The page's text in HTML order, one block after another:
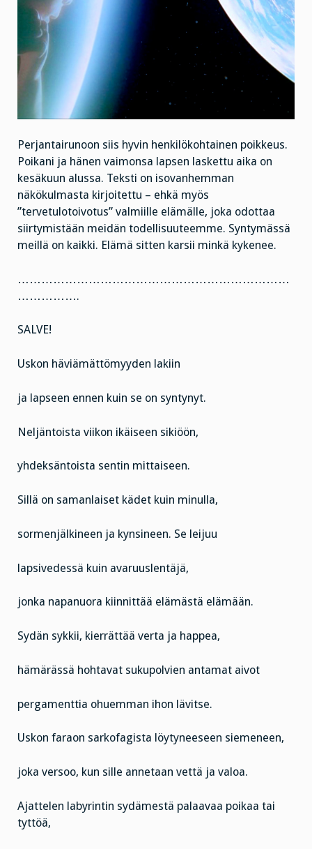
Perjantairunoon siis hyvin henkilökohtainen poikkeus.
Poikani ja hänen vaimonsa lapsen laskettu aika on
kesäkuun alussa. Teksti on isovanhemman
näkökulmasta kirjoitettu – ehkä myös
”tervetulotoivotus” valmiille elämälle, joka odottaa
siirtymistään meidän todellisuuteemme. Syntymässä
meillä on kaikki. Elämä sitten karsii minkä kykenee.
……………………………………………………………
…………….
SALVE!
Uskon häviämättömyyden lakiin
ja lapseen ennen kuin se on syntynyt.
Neljäntoista viikon ikäiseen sikiöön,
yhdeksäntoista sentin mittaiseen.
Sillä on samanlaiset kädet kuin minulla,
sormenjälkineen ja kynsineen. Se leijuu
lapsivedessä kuin avaruuslentäjä,
jonka napanuora kiinnittää elämästä elämään.
Sydän sykkii, kierrättää verta ja happea,
hämärässä hohtavat sukupolvien antamat aivot
pergamenttia ohuemman ihon lävitse.
Uskon faraon sarkofagista löytyneeseen siemeneen,
joka versoo, kun sille annetaan vettä ja valoa.
Ajattelen labyrintin sydämestä palaavaa poikaa tai
tyttöä,